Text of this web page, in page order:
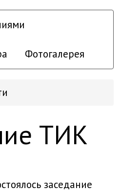
Фотогалерея
ТИК
заседание